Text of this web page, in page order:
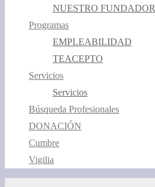
NUESTRO FUNDADOR
Programas
EMPLEABILIDAD
TEACEPTO
Servicios
Servicios
Búsqueda Profesionales
DONACIÓN
Cumbre
Vigilia